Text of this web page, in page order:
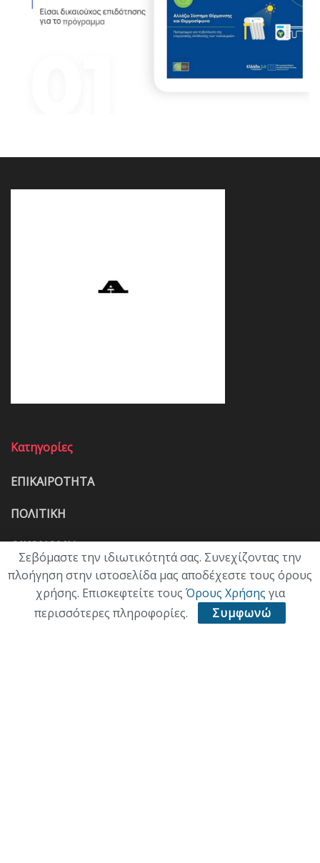
Κατηγορίες
ΕΠΙΚΑΙΡΟΤΗΤΑ
ΠΟΛΙΤΙΚΗ
ΟΙΚΟΝΟΜΙΑ
ΠΟΛΙΤΙΣΜΟΣ
ΥΓΕΙΑ
Σεβόμαστε την ιδιωτικότητά σας. Συνεχίζοντας την
πλοήγηση στην ιστοσελίδα μας αποδέχεστε τους όρους
χρήσης. Επισκεφτείτε τους Όρους Χρήσης για
περισσότερες πληροφορίες.
Συμφωνώ